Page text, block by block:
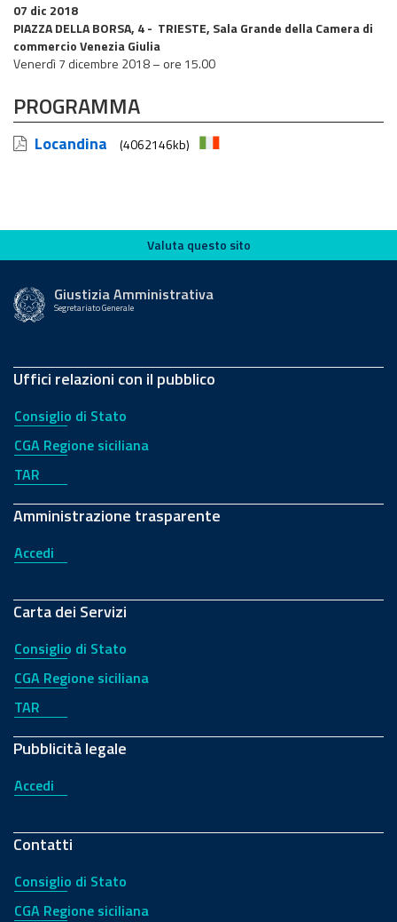
07 dic 2018
PIAZZA DELLA BORSA, 4 - TRIESTE, Sala Grande della Camera di
commercio Venezia Giulia
Venerdì 7 dicembre 2018 – ore 15.00
PROGRAMMA
Locandina (4062146kb)
Valuta questo sito
Valuta questo sito
Giustizia Amministrativa
Segretariato Generale
Uffici relazioni con il pubblico
Consiglio di Stato
CGA Regione siciliana
TAR
Amministrazione trasparente
Accedi
Carta dei Servizi
Consiglio di Stato
CGA Regione siciliana
TAR
Pubblicità legale
Accedi
Contatti
Consiglio di Stato
CGA Regione siciliana